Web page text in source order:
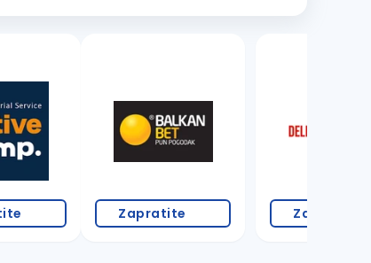
Zapratite Zapratite